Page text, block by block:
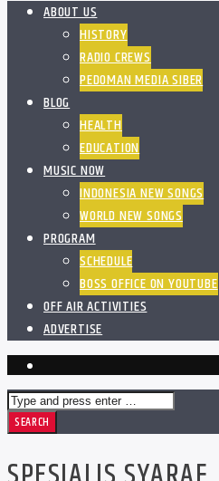
ABOUT US
HISTORY
RADIO CREWS
PEDOMAN MEDIA SIBER
BLOG
HEALTH
EDUCATION
MUSIC NOW
INDONESIA NEW SONGS
WORLD NEW SONGS
PROGRAM
SCHEDULE
BOSS OFFICE ON YOUTUBE
OFF AIR ACTIVITIES
ADVERTISE